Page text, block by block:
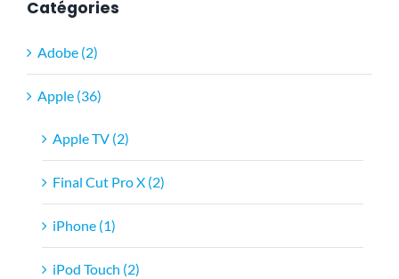
Catégories
Adobe (2)
Apple (36)
Apple TV (2)
Final Cut Pro X (2)
iPhone (1)
iPod Touch (2)